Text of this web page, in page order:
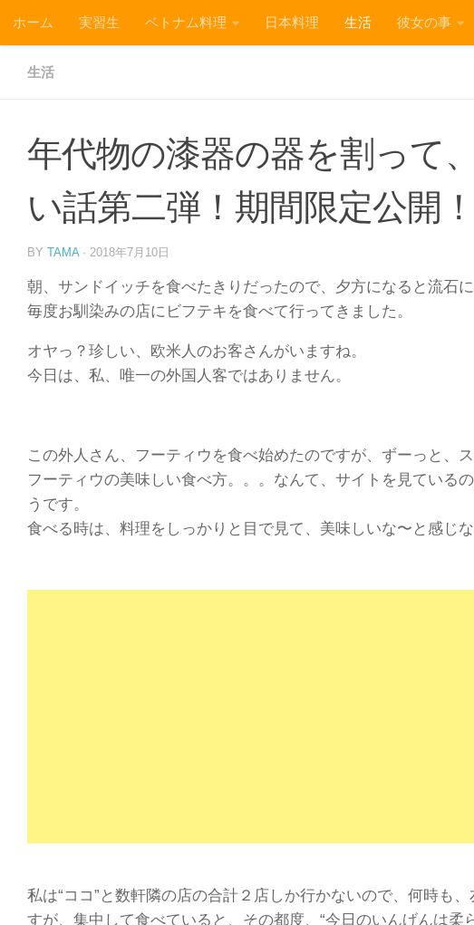
コンテンツへスキップ
ホーム 実習生 ベトナム料理 日本料理 生活 彼女の事
生活
年代物の漆器の器を割って
い話第二弾！期間限定公開！
BY TAMA · 2018年7月10日
朝、サンドイッチを食べたきりだったので、夕方になると流石に
毎度お馴染みの店にビフテキを食べて行ってきました。
オヤっ？珍しい、欧米人のお客さんがいますね。
今日は、私、唯一の外国人客ではありません。
この外人さん、フーティウを食べ始めたのですが、ずーっと、
フーティウの美味しい食べ方。。。なんて、サイトを見ている
うです。
食べる時は、料理をしっかりと目で見て、美味しいな〜と感じ
私は“ココ”と数軒隣の店の合計２店しか行かないので、何時も
すが、集中して食べていると、その都度、“今日のいんげんは柔